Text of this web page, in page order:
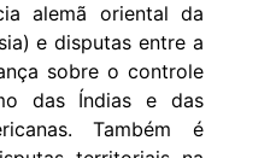
alemã oriental da
e disputas entre a
sobre o controle
das Índias e das
Também é